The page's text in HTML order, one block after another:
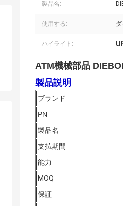
製品名:
使用する:
ハイライト:
ATM機械部品
製品説明
ブランド
PN
製品名
支払期間
能力
MOQ
保証